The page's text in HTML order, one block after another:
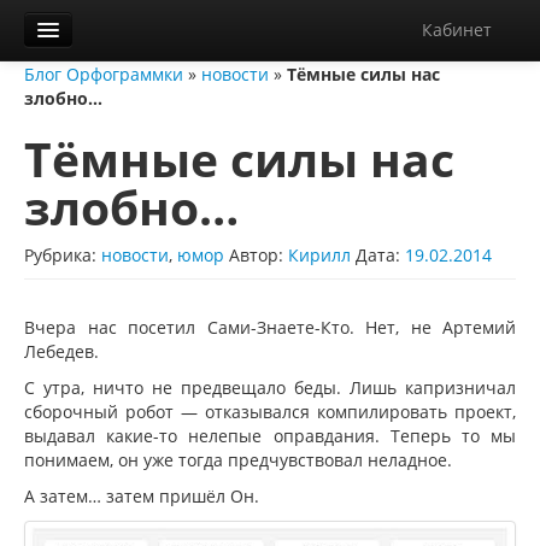
Кабинет
Орфограммка
Блог
О нас
Контакты
Диктанты
Блог Орфограммки » новости » Тёмные силы нас
злобно…
Тёмные силы нас
злобно…
Рубрика: новости, юмор Автор: Кирилл Дата: 19.02.2014
Вчера нас посетил Сами-Знаете-Кто. Нет, не Артемий
Лебедев.
С утра, ничто не предвещало беды. Лишь капризничал
сборочный робот — отказывался компилировать проект,
выдавал какие-то нелепые оправдания. Теперь то мы
понимаем, он уже тогда предчувствовал неладное.
А затем… затем пришёл Он.